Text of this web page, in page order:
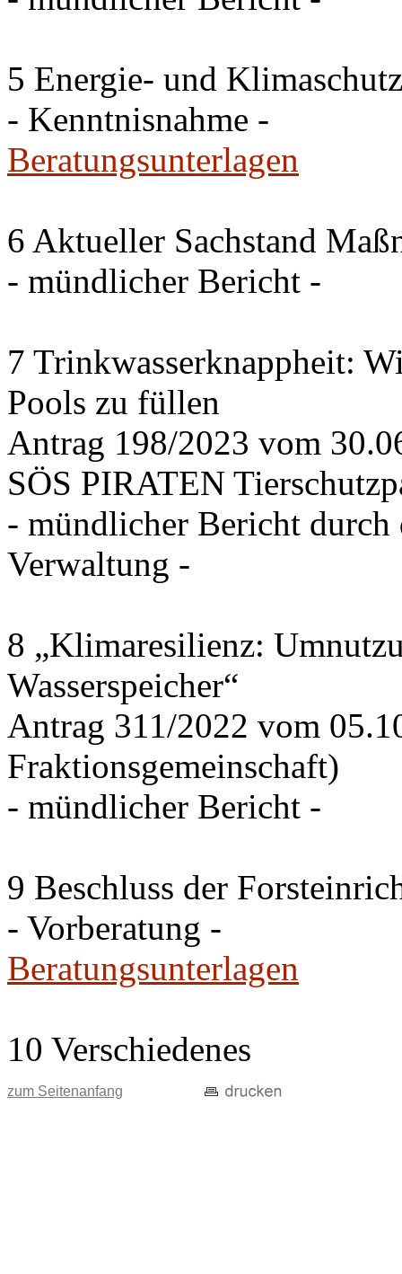
5 Energie- und
- Kenntnisnahme -
Beratungsunterlagen
6 Aktueller Sachstand
- mündlicher Bericht -
7 Trinkwasserknappheit:
Pools zu füllen
Antrag 198/2023 vom
SÖS PIRATEN
- mündlicher Bericht
Verwaltung -
8 „Klimaresilienz:
Wasserspeicher“
Antrag 311/2022 vom
Fraktionsgemeinschaft)
- mündlicher Bericht -
9 Beschluss der
- Vorberatung -
Beratungsunterlagen
10 Verschiedenes
zum Seitenanfang